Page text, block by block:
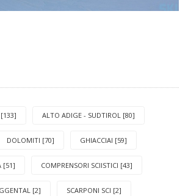
ALTO ADIGE - SUDTIROL [80]
DOLOMITI [70] GHIACCIAI [59]
[51] COMPRENSORI SCIISTICI [43]
[2] SCARPONI SCI [2]